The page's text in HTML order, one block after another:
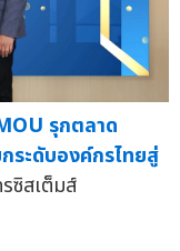
รุกตลาด
ะดับองค์กรไทยสู่
ซิสเต็มส์